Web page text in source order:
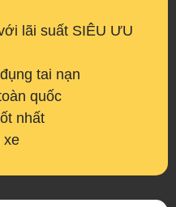
lãi suất SIÊU ƯU
tai nạn
quốc
nhất
xe